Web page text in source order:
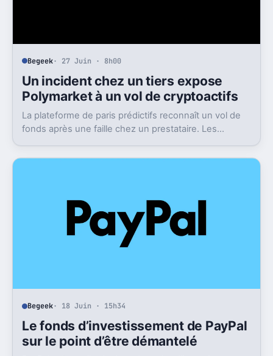
Begeek· 27 Juin · 8h00
Un incident chez un tiers expose
Polymarket à un vol de cryptoactifs
La plateforme de paris prédictifs reconnaît un vol de
fonds après une faille chez un prestataire. Les
entier.
Begeek· 18 Juin · 15h34
Le fonds d’investissement de PayPal
sur le point d’être démantelé